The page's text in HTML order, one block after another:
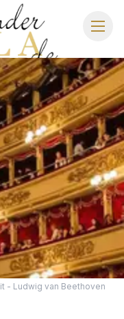
HOTELS
- Ludwig van Beethoven